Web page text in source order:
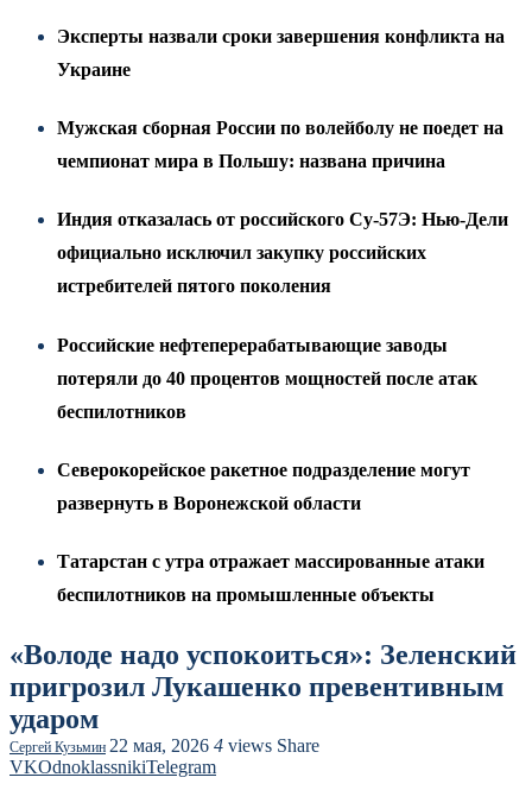
Эксперты назвали сроки завершения конфликта на
Украине
Мужская сборная России по волейболу не поедет на
чемпионат мира в Польшу: названа причина
Индия отказалась от российского Су-57Э: Нью-Дели
официально исключил закупку российских
истребителей пятого поколения
Российские нефтеперерабатывающие заводы
потеряли до 40 процентов мощностей после атак
беспилотников
Северокорейское ракетное подразделение могут
развернуть в Воронежской области
Татарстан с утра отражает массированные атаки
беспилотников на промышленные объекты
«Володе надо успокоиться»: Зеленский
пригрозил Лукашенко превентивным
ударом
Сергей Кузьмин 22 мая, 2026 4 views Share
VKOdnoklassnikiTelegram